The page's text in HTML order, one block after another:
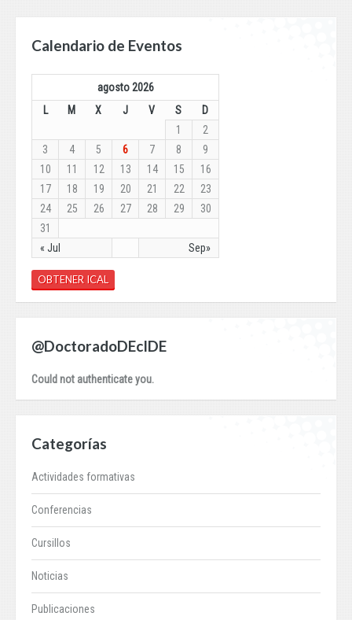
Calendario de Eventos
agosto 2026
L
M X J V S D
« Jul Sep»
1
2
3
4 5 6 7 8
9
10
11 12 13 14 15
16
17
18 19 20 21 22
23
24
25 26 27 28 29
30
31
OBTENER ICAL
@DoctoradoDEcIDE
Could not authenticate you.
Categorías
Actividades formativas
Conferencias
Cursillos
Noticias
Publicaciones